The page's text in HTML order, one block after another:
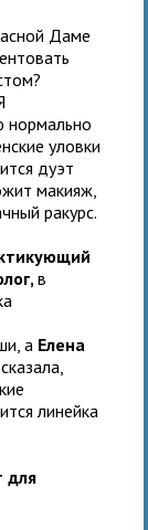
Даме
нормально
уловки
дуэт
макияж,
ракурс.
в
а Елена
линейка
для